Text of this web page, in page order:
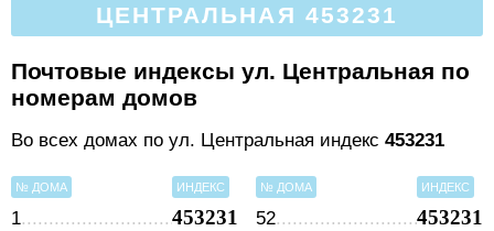
ЦЕНТРАЛЬНАЯ 453231
Почтовые индексы ул. Центральная по
номерам домов
Во всех домах по ул. Центральная индекс 453231
№ ДОМА ИНДЕКС
1 453231
№ ДОМА ИНДЕКС
52 453231